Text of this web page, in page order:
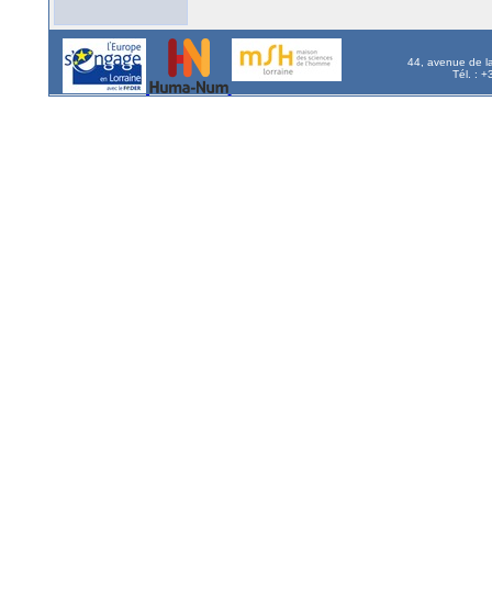
44, avenue de
Tél. :